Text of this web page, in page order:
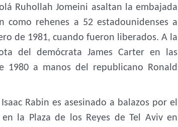
Ruhollah Jomeini asaltan la embajada
como rehenes a 52 estadounidenses a
de 1981, cuando fueron liberados. A la
del demócrata James Carter en las
1980 a manos del republicano Ronald
Rabin es asesinado a balazos por el
la Plaza de los Reyes de Tel Aviv en